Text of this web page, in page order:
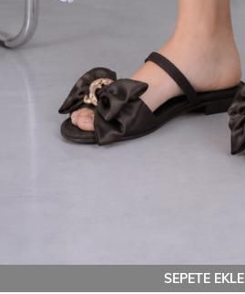
SEPETE EKLE